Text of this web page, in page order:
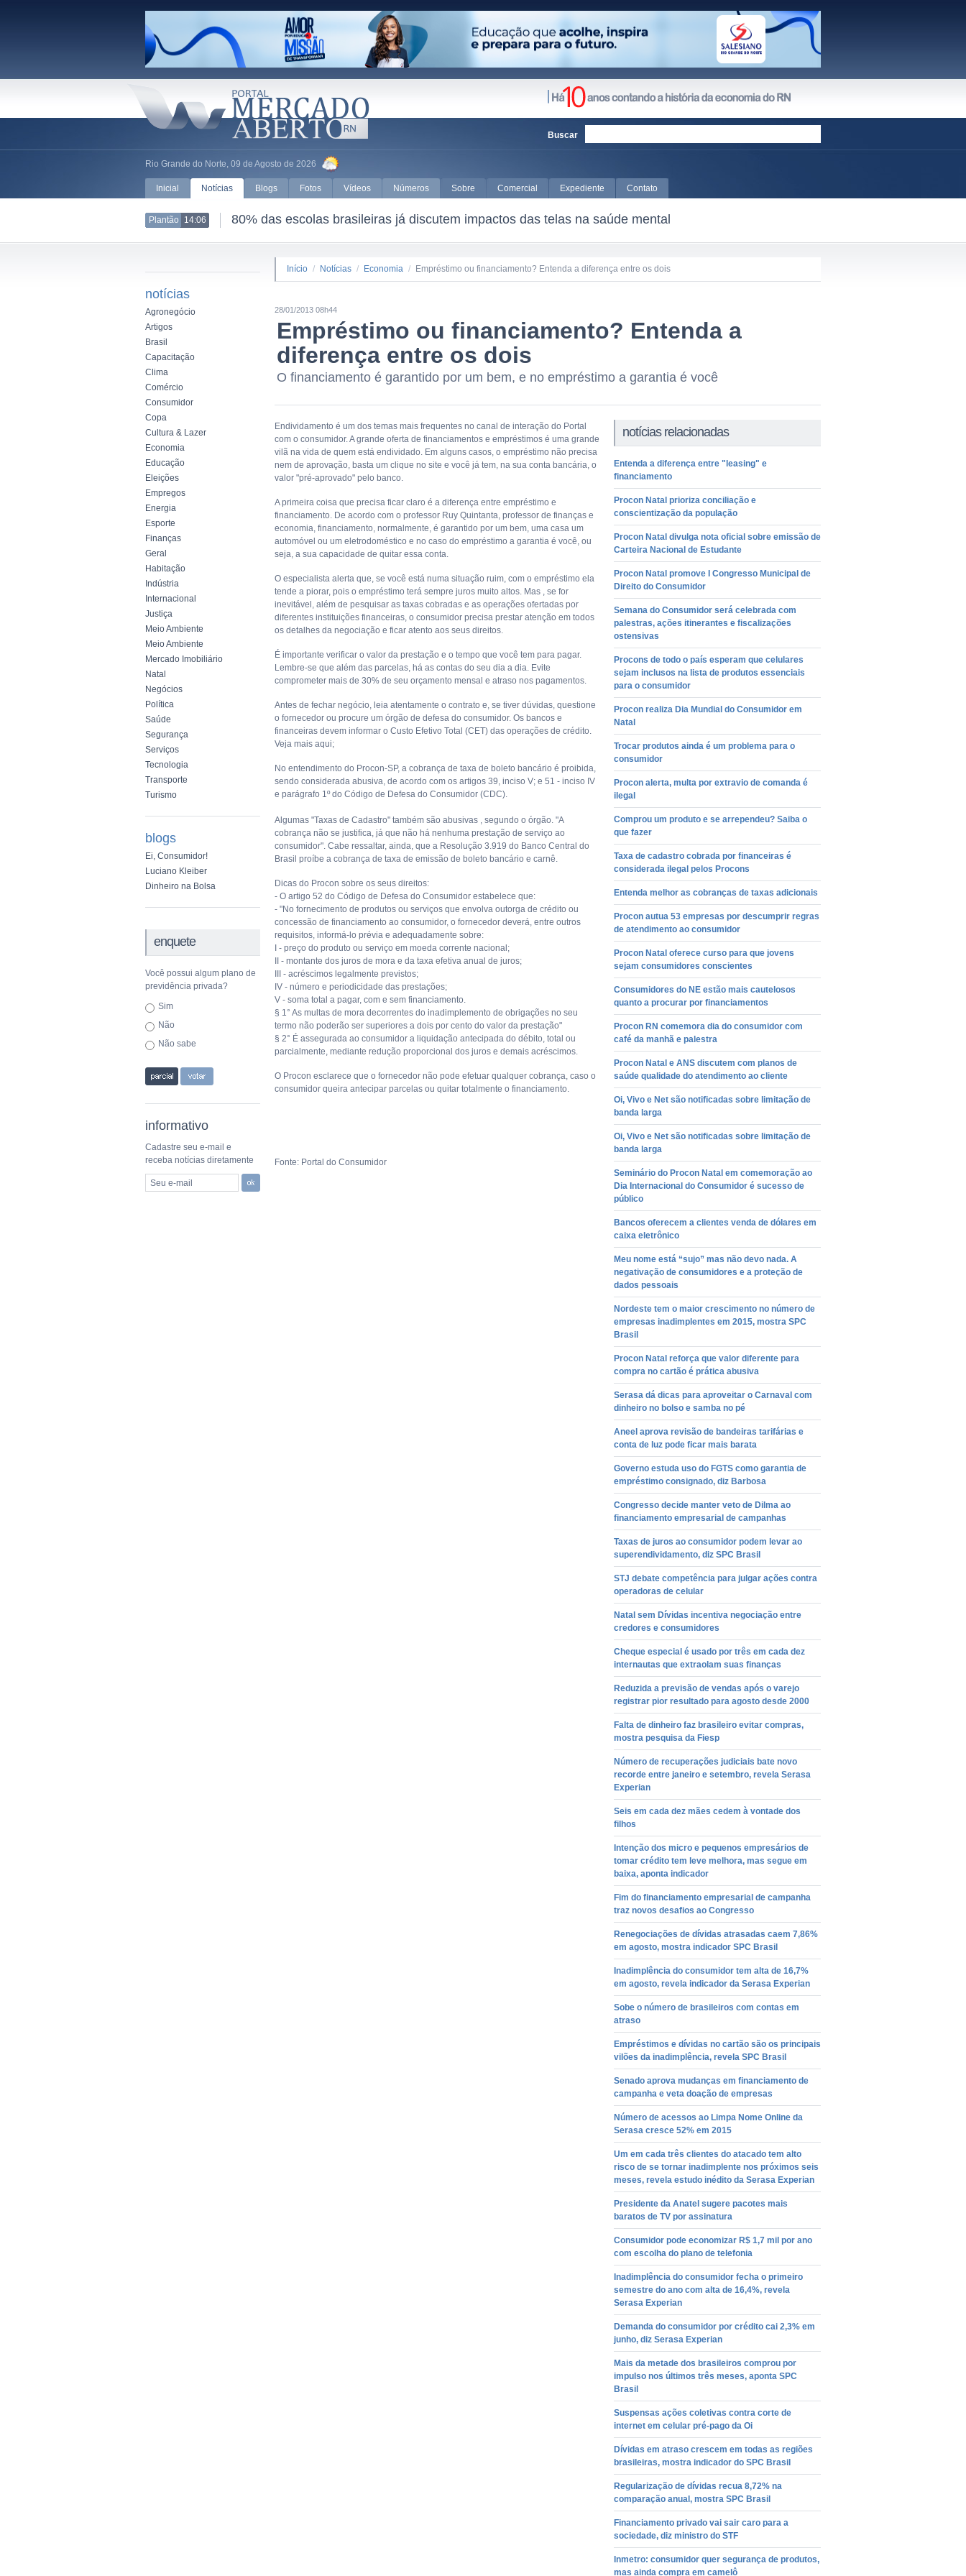
Rio Grande do Norte, 09 de Agosto de 2026
Buscar
Inicial Notícias Blogs Fotos Vídeos Números Sobre Comercial Expediente Contato
Plantão 14:06 80% das escolas brasileiras já discutem impactos das telas na saúde mental
notícias
Agronegócio
Artigos
Brasil
Capacitação
Clima
Comércio
Consumidor
Copa
Cultura & Lazer
Economia
Educação
Eleições
Empregos
Energia
Esporte
Finanças
Geral
Habitação
Indústria
Internacional
Justiça
Meio Ambiente
Meio Ambiente
Mercado Imobiliário
Natal
Negócios
Política
Saúde
Segurança
Serviços
Tecnologia
Transporte
Turismo
blogs
Ei, Consumidor!
Luciano Kleiber
Dinheiro na Bolsa
enquete
Você possui algum plano de
previdência privada?
Sim
Não
Não sabe
informativo
Cadastre seu e-mail e
receba notícias diretamente
Seu e-mail
Início / Notícias / Economia / Empréstimo ou financiamento? Entenda a diferença entre os dois
28/01/2013 08h44
Empréstimo ou financiamento? Entenda a
diferença entre os dois
O financiamento é garantido por um bem, e no empréstimo a garantia é você
notícias relacionadas
Entenda a diferença entre "leasing" e
financiamento
Procon Natal prioriza conciliação e
conscientização da população
Procon Natal divulga nota oficial sobre emissão de
Carteira Nacional de Estudante
Procon Natal promove I Congresso Municipal de
Direito do Consumidor
Semana do Consumidor será celebrada com
palestras, ações itinerantes e fiscalizações
ostensivas
Procons de todo o país esperam que celulares
sejam inclusos na lista de produtos essenciais
para o consumidor
Procon realiza Dia Mundial do Consumidor em
Natal
Trocar produtos ainda é um problema para o
consumidor
Procon alerta, multa por extravio de comanda é
ilegal
Comprou um produto e se arrependeu? Saiba o
que fazer
Taxa de cadastro cobrada por financeiras é
considerada ilegal pelos Procons
Entenda melhor as cobranças de taxas adicionais
Procon autua 53 empresas por descumprir regras
de atendimento ao consumidor
Procon Natal oferece curso para que jovens
sejam consumidores conscientes
Consumidores do NE estão mais cautelosos
quanto a procurar por financiamentos
Procon RN comemora dia do consumidor com
café da manhã e palestra
Procon Natal e ANS discutem com planos de
saúde qualidade do atendimento ao cliente
Oi, Vivo e Net são notificadas sobre limitação de
banda larga
Oi, Vivo e Net são notificadas sobre limitação de
banda larga
Seminário do Procon Natal em comemoração ao
Dia Internacional do Consumidor é sucesso de
público
Bancos oferecem a clientes venda de dólares em
caixa eletrônico
Meu nome está “sujo” mas não devo nada. A
negativação de consumidores e a proteção de
dados pessoais
Nordeste tem o maior crescimento no número de
empresas inadimplentes em 2015, mostra SPC
Brasil
Procon Natal reforça que valor diferente para
compra no cartão é prática abusiva
Serasa dá dicas para aproveitar o Carnaval com
dinheiro no bolso e samba no pé
Aneel aprova revisão de bandeiras tarifárias e
conta de luz pode ficar mais barata
Governo estuda uso do FGTS como garantia de
empréstimo consignado, diz Barbosa
Congresso decide manter veto de Dilma ao
financiamento empresarial de campanhas
Taxas de juros ao consumidor podem levar ao
superendividamento, diz SPC Brasil
STJ debate competência para julgar ações contra
operadoras de celular
Natal sem Dívidas incentiva negociação entre
credores e consumidores
Cheque especial é usado por três em cada dez
internautas que extraolam suas finanças
Reduzida a previsão de vendas após o varejo
registrar pior resultado para agosto desde 2000
Falta de dinheiro faz brasileiro evitar compras,
mostra pesquisa da Fiesp
Número de recuperações judiciais bate novo
recorde entre janeiro e setembro, revela Serasa
Experian
Seis em cada dez mães cedem à vontade dos
filhos
Intenção dos micro e pequenos empresários de
tomar crédito tem leve melhora, mas segue em
baixa, aponta indicador
Fim do financiamento empresarial de campanha
traz novos desafios ao Congresso
Renegociações de dívidas atrasadas caem 7,86%
em agosto, mostra indicador SPC Brasil
Inadimplência do consumidor tem alta de 16,7%
em agosto, revela indicador da Serasa Experian
Sobe o número de brasileiros com contas em
atraso
Empréstimos e dívidas no cartão são os principais
vilões da inadimplência, revela SPC Brasil
Senado aprova mudanças em financiamento de
campanha e veta doação de empresas
Número de acessos ao Limpa Nome Online da
Serasa cresce 52% em 2015
Um em cada três clientes do atacado tem alto
risco de se tornar inadimplente nos próximos seis
meses, revela estudo inédito da Serasa Experian
Presidente da Anatel sugere pacotes mais
baratos de TV por assinatura
Consumidor pode economizar R$ 1,7 mil por ano
com escolha do plano de telefonia
Inadimplência do consumidor fecha o primeiro
semestre do ano com alta de 16,4%, revela
Serasa Experian
Demanda do consumidor por crédito cai 2,3% em
junho, diz Serasa Experian
Mais da metade dos brasileiros comprou por
impulso nos últimos três meses, aponta SPC
Brasil
Suspensas ações coletivas contra corte de
internet em celular pré-pago da Oi
Dívidas em atraso crescem em todas as regiões
brasileiras, mostra indicador do SPC Brasil
Regularização de dívidas recua 8,72% na
comparação anual, mostra SPC Brasil
Financiamento privado vai sair caro para a
sociedade, diz ministro do STF
Inmetro: consumidor quer segurança de produtos,
mas ainda compra em camelô
Endividamento é um dos temas mais frequentes no canal de interação do Portal
com o consumidor. A grande oferta de financiamentos e empréstimos é uma grande
vilã na vida de quem está endividado. Em alguns casos, o empréstimo não precisa
nem de aprovação, basta um clique no site e você já tem, na sua conta bancária, o
valor "pré-aprovado" pelo banco.
A primeira coisa que precisa ficar claro é a diferença entre empréstimo e
financiamento. De acordo com o professor Ruy Quintanta, professor de finanças e
economia, financiamento, normalmente, é garantido por um bem, uma casa um
automóvel ou um eletrodoméstico e no caso do empréstimo a garantia é você, ou
seja, a sua capacidade de quitar essa conta.
O especialista alerta que, se você está numa situação ruim, com o empréstimo ela
tende a piorar, pois o empréstimo terá sempre juros muito altos. Mas , se for
inevitável, além de pesquisar as taxas cobradas e as operações ofertadas por
diferentes instituições financeiras, o consumidor precisa prestar atenção em todos
os detalhes da negociação e ficar atento aos seus direitos.
É importante verificar o valor da prestação e o tempo que você tem para pagar.
Lembre-se que além das parcelas, há as contas do seu dia a dia. Evite
comprometer mais de 30% de seu orçamento mensal e atraso nos pagamentos.
Antes de fechar negócio, leia atentamente o contrato e, se tiver dúvidas, questione
o fornecedor ou procure um órgão de defesa do consumidor. Os bancos e
financeiras devem informar o Custo Efetivo Total (CET) das operações de crédito.
Veja mais aqui;
No entendimento do Procon-SP, a cobrança de taxa de boleto bancário é proibida,
sendo considerada abusiva, de acordo com os artigos 39, inciso V; e 51 - inciso IV
e parágrafo 1º do Código de Defesa do Consumidor (CDC).
Algumas "Taxas de Cadastro" também são abusivas , segundo o órgão. "A
cobrança não se justifica, já que não há nenhuma prestação de serviço ao
consumidor". Cabe ressaltar, ainda, que a Resolução 3.919 do Banco Central do
Brasil proíbe a cobrança de taxa de emissão de boleto bancário e carnê.
Dicas do Procon sobre os seus direitos:
- O artigo 52 do Código de Defesa do Consumidor estabelece que:
- "No fornecimento de produtos ou serviços que envolva outorga de crédito ou
concessão de financiamento ao consumidor, o fornecedor deverá, entre outros
requisitos, informá-lo prévia e adequadamente sobre:
I - preço do produto ou serviço em moeda corrente nacional;
II - montante dos juros de mora e da taxa efetiva anual de juros;
III - acréscimos legalmente previstos;
IV - número e periodicidade das prestações;
V - soma total a pagar, com e sem financiamento.
§ 1° As multas de mora decorrentes do inadimplemento de obrigações no seu
termo não poderão ser superiores a dois por cento do valor da prestação"
§ 2° É assegurada ao consumidor a liquidação antecipada do débito, total ou
parcialmente, mediante redução proporcional dos juros e demais acréscimos.
O Procon esclarece que o fornecedor não pode efetuar qualquer cobrança, caso o
consumidor queira antecipar parcelas ou quitar totalmente o financiamento.
Fonte: Portal do Consumidor